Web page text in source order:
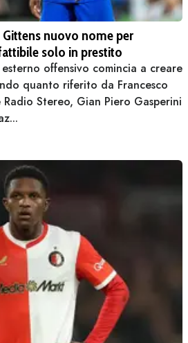
nuovo nome per
solo in prestito
offensivo comincia a creare
quanto riferito da Francesco
Stereo, Gian Piero Gasperini